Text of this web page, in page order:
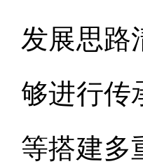
发展思路
够进行传
等搭建多